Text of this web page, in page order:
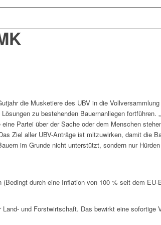
die Musketiere des UBV in die
zu bestehenden Bauernanliegen fortführen.
Partei über der Sache oder dem Menschen
Ziel aller UBV-Anträge ist mitzuwirken, damit die
im Grunde nicht unterstützt, sondern nur
durch eine Inflation von 100 % seit dem
und Forstwirtschaft. Das bewirkt eine sofortige